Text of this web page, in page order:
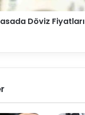
Döviz Fiyatları